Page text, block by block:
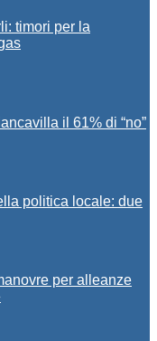
timori per la
il 61% di “no”
politica locale: due
per alleanze